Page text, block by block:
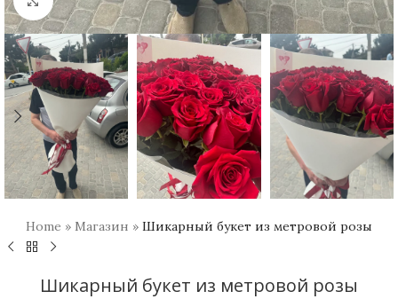
Home » Магазин » Шикарный букет из метровой розы
Шикарный букет из метровой розы